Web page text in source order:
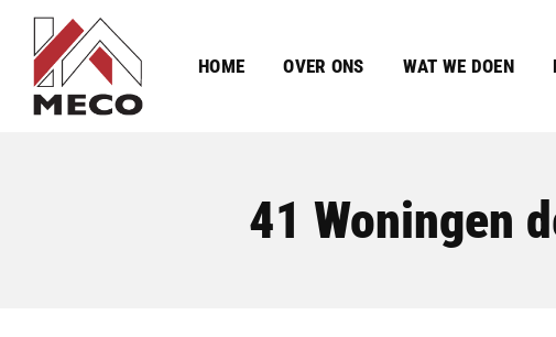
HOME OVER ONS WAT WE DOEN
41 Woningen